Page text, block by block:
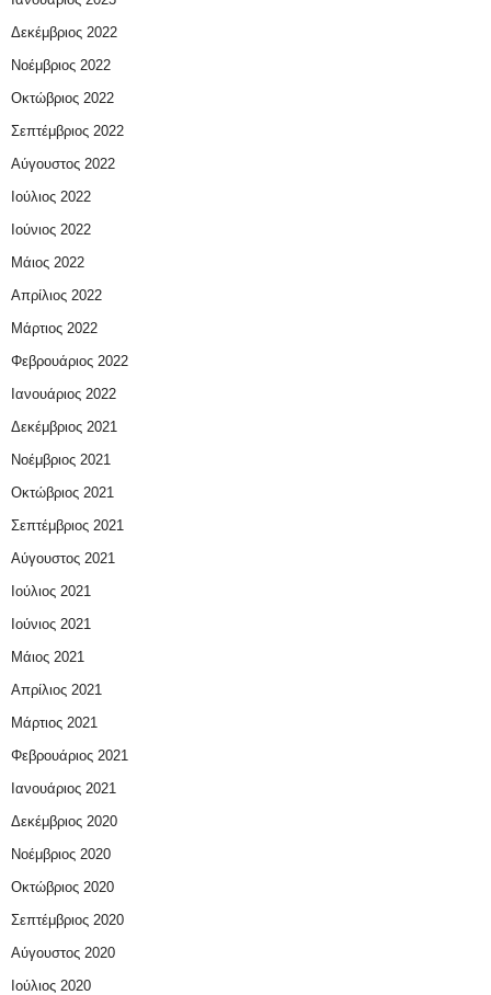
Δεκέμβριος 2022
Νοέμβριος 2022
Οκτώβριος 2022
Σεπτέμβριος 2022
Αύγουστος 2022
Ιούλιος 2022
Ιούνιος 2022
Μάιος 2022
Απρίλιος 2022
Μάρτιος 2022
Φεβρουάριος 2022
Ιανουάριος 2022
Δεκέμβριος 2021
Νοέμβριος 2021
Οκτώβριος 2021
Σεπτέμβριος 2021
Αύγουστος 2021
Ιούλιος 2021
Ιούνιος 2021
Μάιος 2021
Απρίλιος 2021
Μάρτιος 2021
Φεβρουάριος 2021
Ιανουάριος 2021
Δεκέμβριος 2020
Νοέμβριος 2020
Οκτώβριος 2020
Σεπτέμβριος 2020
Αύγουστος 2020
Ιούλιος 2020